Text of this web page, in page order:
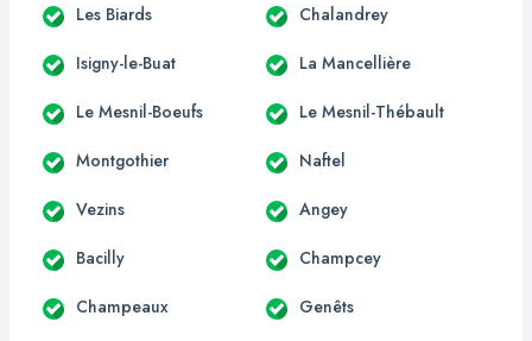
Les Biards Chalandrey
Isigny-le-Buat La Mancellière
Le Mesnil-Boeufs Le Mesnil-Thébault
Montgothier Naftel
Vezins Angey
Bacilly Champcey
Champeaux Genêts